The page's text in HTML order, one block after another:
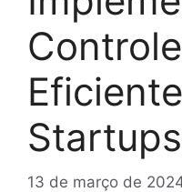
Startups
13 de março de